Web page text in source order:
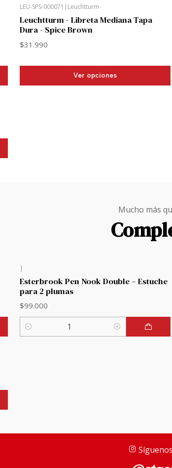
LEU-SPS-000071 | Leuchtturm
Leuchtturm - Libreta Mediana Tapa
Dura - Spice Brown
$31.990
Ver opciones
Mucho más
|
Esterbrook Pen Nook Double – Estuche
para 2 plumas
$99.000
Cantidad